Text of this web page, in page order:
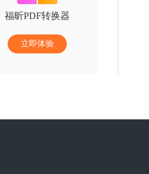
福昕PDF转换器
立即体验